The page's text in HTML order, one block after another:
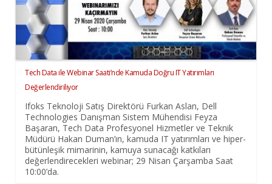
Tech Data ile Webinar Saati’nde Kamuda Doğru IT Yatırımları
Değerlendiriliyor
Ifoks Teknoloji Satış Direktörü Furkan Aslan, Dell
Technologies Danışman Sistem Mühendisi Feyza
Başaran, Tech Data Profesyonel Hizmetler ve Teknik
Müdürü Hakan Duman’ın, kamuda IT yatırımları ve hiper-
bütünleşik mimarinin, kamuya sunacağı katkıları
değerlendirecekleri webinar; 29 Nisan Çarşamba Saat
10:00’da.